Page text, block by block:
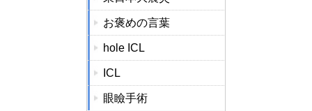
お褒めの言葉
hole ICL
ICL
眼瞼手術